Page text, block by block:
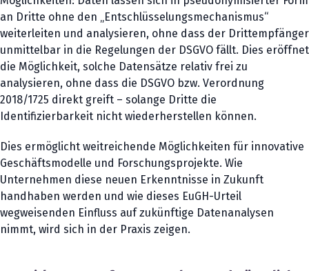
an Dritte ohne den „Entschlüsselungsmechanismus“
weiterleiten und analysieren, ohne dass der Drittempfänger
unmittelbar in die Regelungen der DSGVO fällt. Dies eröffnet
die Möglichkeit, solche Datensätze relativ frei zu
analysieren, ohne dass die DSGVO bzw. Verordnung
2018/1725 direkt greift – solange Dritte die
Identifizierbarkeit nicht wiederherstellen können.
Dies ermöglicht weitreichende Möglichkeiten für innovative
Geschäftsmodelle und Forschungsprojekte. Wie
Unternehmen diese neuen Erkenntnisse in Zukunft
handhaben werden und wie dieses EuGH-Urteil
wegweisenden Einfluss auf zukünftige Datenanalysen
nimmt, wird sich in der Praxis zeigen.